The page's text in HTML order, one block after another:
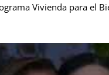
Vivienda para el